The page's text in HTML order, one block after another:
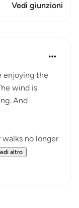
Vedi giunzioni
enjoying the
wind is
And
no longer
altro